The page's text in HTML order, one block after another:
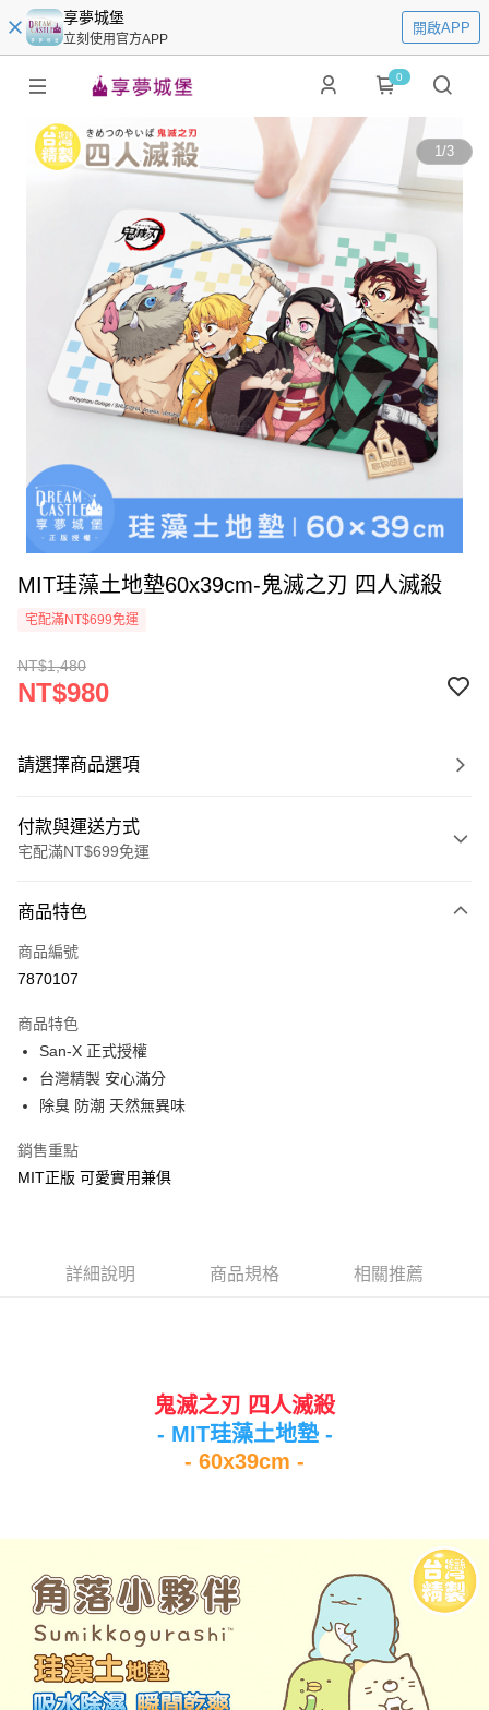
享夢城堡
立刻使用官方APP
開啟APP
0
1/3
MIT珪藻土地墊60x39cm-鬼滅之刃 四人滅殺
宅配滿NT$699免運
NT$1,480
NT$980
請選擇商品選項
付款與運送方式
宅配滿NT$699免運
信用卡一次付款
LINE Pay
街口支付
悠遊付
ATM付款
每筆NT$80，滿NT$699(含以上)免運費
商品特色
商品編號
7870107
商品特色
San-X 正式授權
台灣精製 安心滿分
除臭 防潮 天然無異味
銷售重點
MIT正版 可愛實用兼俱
詳細說明 商品規格 相關推薦
鬼滅之刃 四人滅殺
- MIT珪藻土地墊 -
- 60x39cm -